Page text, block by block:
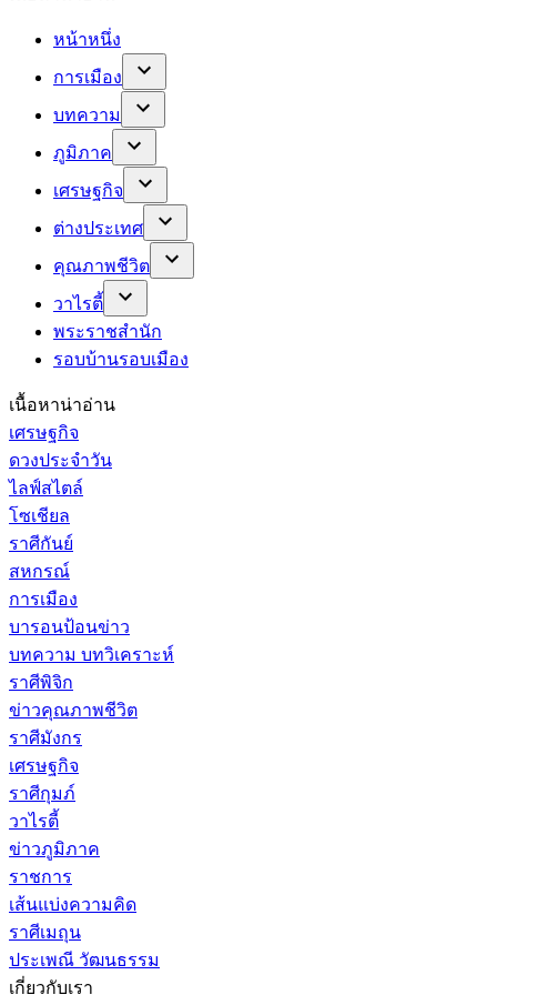
หน้าหนึ่ง
การเมือง
บทความ
ภูมิภาค
เศรษฐกิจ
ต่างประเทศ
คุณภาพชีวิต
วาไรตี้
พระราชสำนัก
รอบบ้านรอบเมือง
เนื้อหาน่าอ่าน
เศรษฐกิจ
ดวงประจำวัน
ไลฟ์สไตล์
โซเชียล
ราศีกันย์
สหกรณ์
การเมือง
บารอนป้อนข่าว
บทความ บทวิเคราะห์
ราศีพิจิก
ข่าวคุณภาพชีวิต
ราศีมังกร
เศรษฐกิจ
ราศีกุมภ์
วาไรตี้
ข่าวภูมิภาค
ราชการ
เส้นแบ่งความคิด
ราศีเมถุน
ประเพณี วัฒนธรรม
เกี่ยวกับเรา